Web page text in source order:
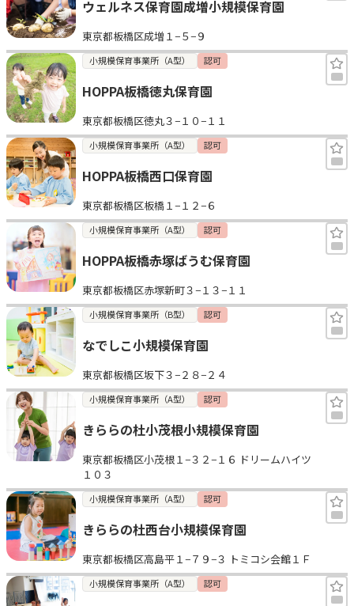
ウェルネス保育園成増小規模保育園
東京都板橋区成増１−５−９
小規模保育事業所（A型） 認可
HOPPA板橋徳丸保育園
東京都板橋区徳丸３−１０−１１
小規模保育事業所（A型） 認可
HOPPA板橋西口保育園
東京都板橋区板橋１−１２−６
小規模保育事業所（A型） 認可
HOPPA板橋赤塚ばうむ保育園
東京都板橋区赤塚新町３−１３−１１
小規模保育事業所（B型） 認可
なでしこ小規模保育園
東京都板橋区坂下３−２８−２４
小規模保育事業所（A型） 認可
きららの杜小茂根小規模保育園
東京都板橋区小茂根１−３２−１６ ドリームハイツ
１０３
小規模保育事業所（A型） 認可
きららの杜西台小規模保育園
東京都板橋区高島平１−７９−３ トミコシ会館１Ｆ
小規模保育事業所（A型） 認可